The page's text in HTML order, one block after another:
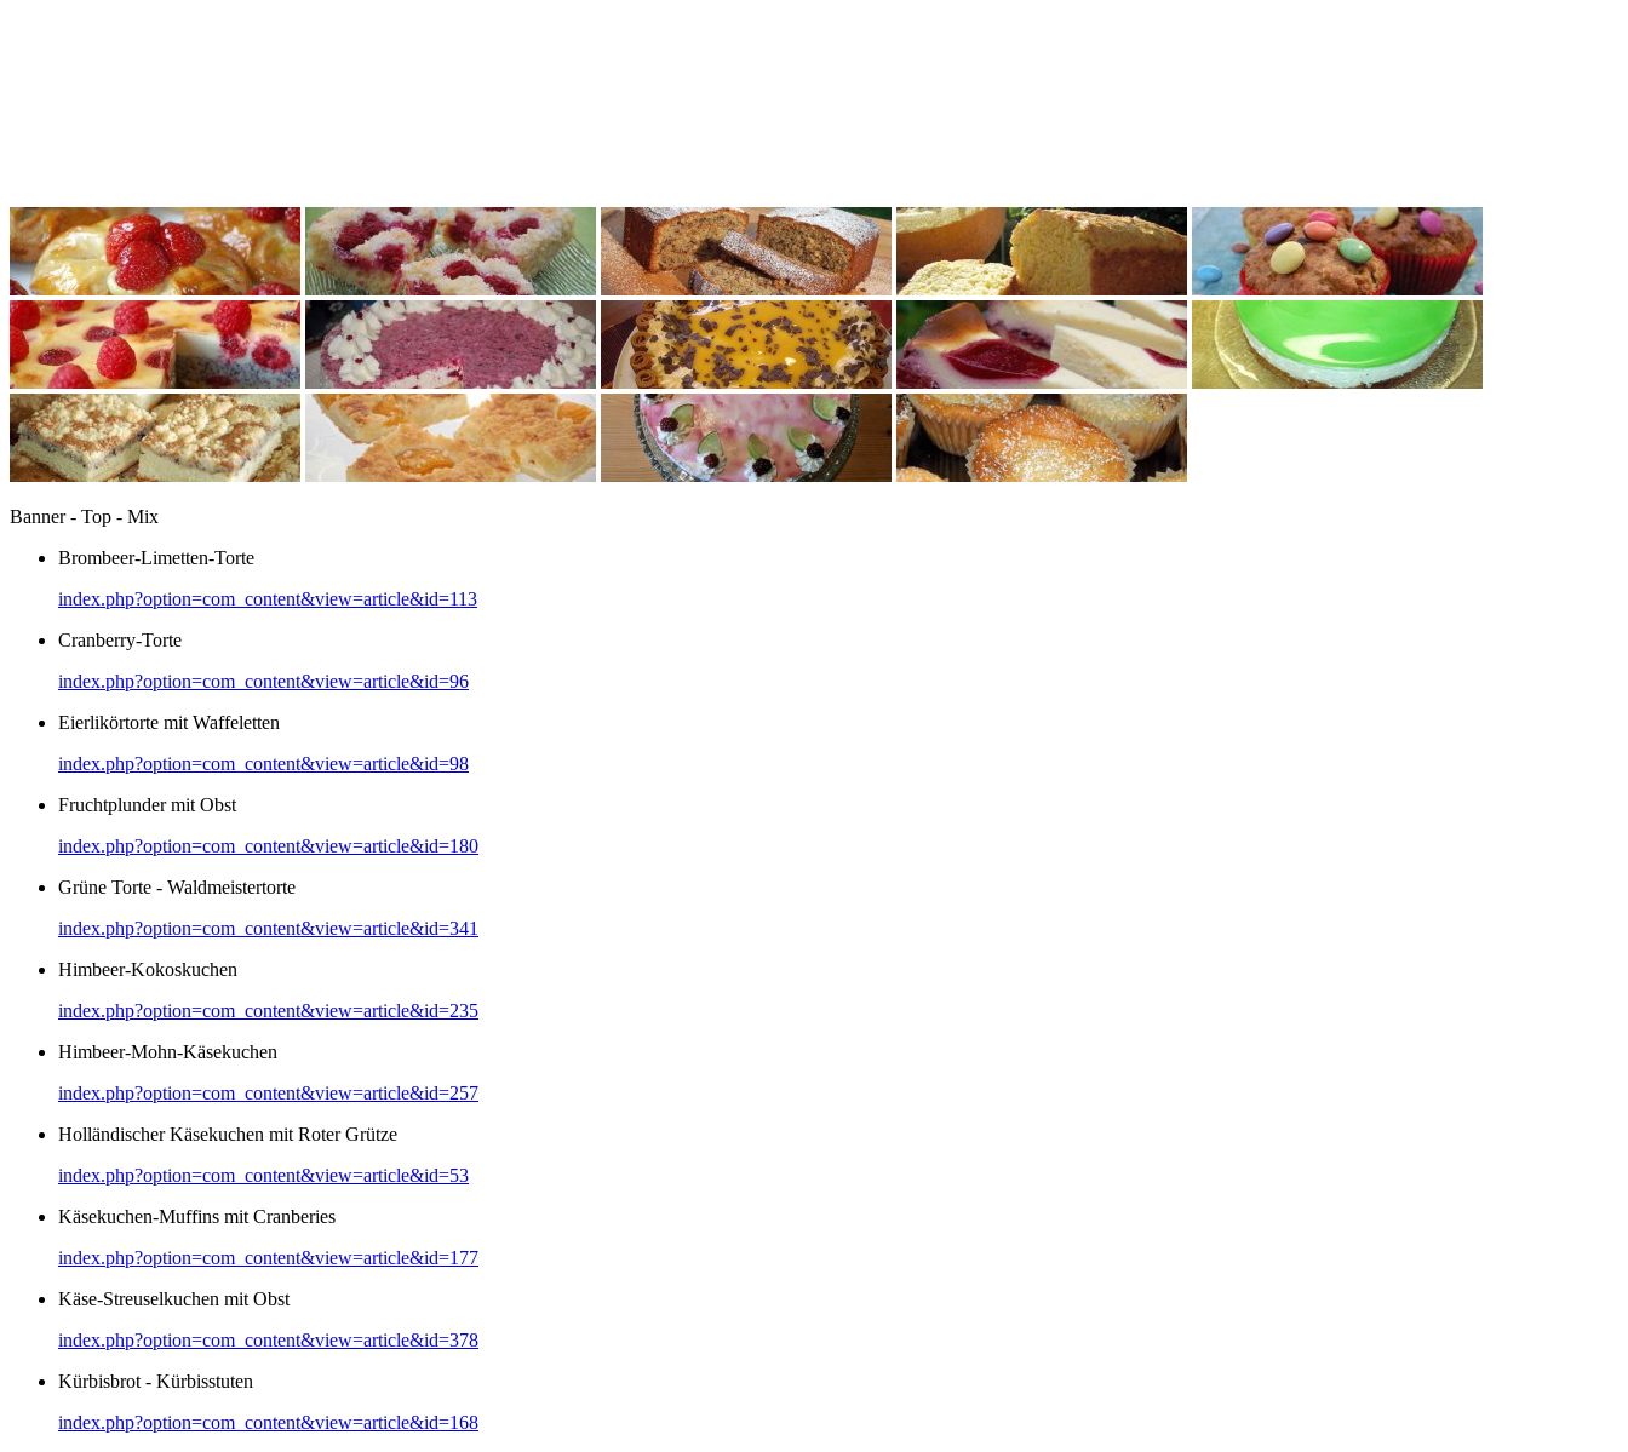
Banner - Top - Mix
Brombeer-Limetten-Torte
index.php?option=com_content&view=article&id=113
Cranberry-Torte
index.php?option=com_content&view=article&id=96
Eierlikörtorte mit Waffeletten
index.php?option=com_content&view=article&id=98
Fruchtplunder mit Obst
index.php?option=com_content&view=article&id=180
Grüne Torte - Waldmeistertorte
index.php?option=com_content&view=article&id=341
Himbeer-Kokoskuchen
index.php?option=com_content&view=article&id=235
Himbeer-Mohn-Käsekuchen
index.php?option=com_content&view=article&id=257
Holländischer Käsekuchen mit Roter Grütze
index.php?option=com_content&view=article&id=53
Käsekuchen-Muffins mit Cranberies
index.php?option=com_content&view=article&id=177
Käse-Streuselkuchen mit Obst
index.php?option=com_content&view=article&id=378
Kürbisbrot - Kürbisstuten
index.php?option=com_content&view=article&id=168